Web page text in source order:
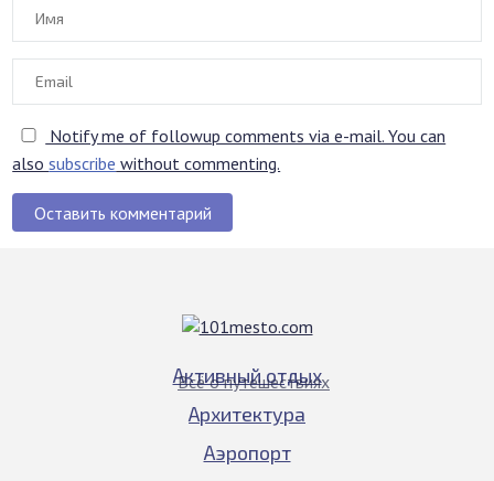
Notify me of followup comments via e-mail. You can
alsosubscribe without commenting.
Оставить комментарий
Всё о путешествиях
Активный отдых
Архитектура
Аэропорт